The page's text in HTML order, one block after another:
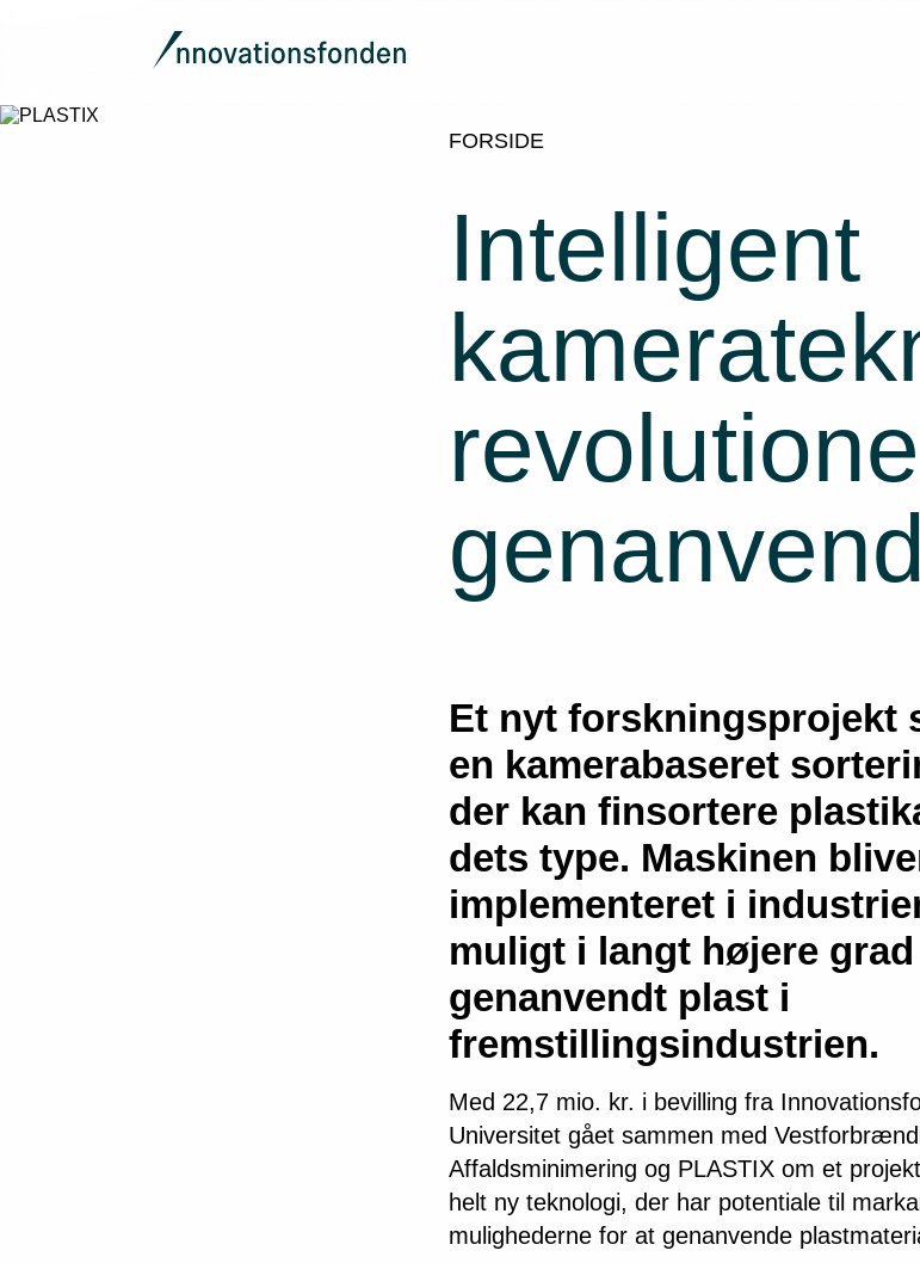
FORSIDE
Intelligent
Et nyt forskningsprojekt
en kamerabaseret
der kan finsortere
dets type. Maskinen
implementeret i
muligt i langt højere
genanvendt plast i
fremstillingsindustrien.
Med 22,7 mio. kr. i bevilling fra
Universitet gået sammen med
Affaldsminimering og PLASTIX om et
helt ny teknologi, der har potentiale til
mulighederne for at genanvende